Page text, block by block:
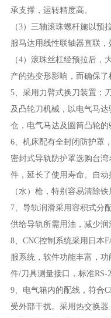
承支撑，运转精度高。
（3）三轴滚珠螺杆施以预
服马达用线性联轴器直联，
（4）滚珠丝杠经预拉后，
产的热变形影响，而确保了
5、采用力臂式换刀装置；
及凸轮刀机械，以电气马
仓，电气马达及圆筒凸轮的
6、机床配有全封闭防护罩
密封式导轨防护罩选购台
件，延长了使用寿命。自
（水）枪，特别容易清除铁
7、导轨润滑采用容积式分
供给导轨所需用油，减少润
8、CNC控制系统采用日本
服系统，软件功能丰富，
件/刀具测量接口，标准RS-
9、电气箱内的配线，符合
受外部干扰。采用热交换